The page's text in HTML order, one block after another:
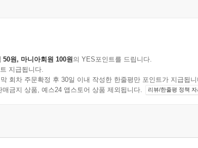
50원, 마니아회원 100원의 YES포인트를 드립니다.
지급됩니다.
회차 주문확정 후 30일 이내 작성한 한줄평만 포인트가 지급됩니
금지 상품, 예스24 앱스토어 상품 제외됩니다.
리뷰/한줄평 정책 자